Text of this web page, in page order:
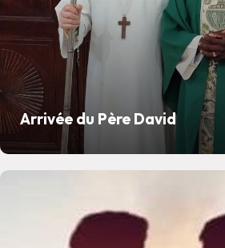
Arrivée du Père David